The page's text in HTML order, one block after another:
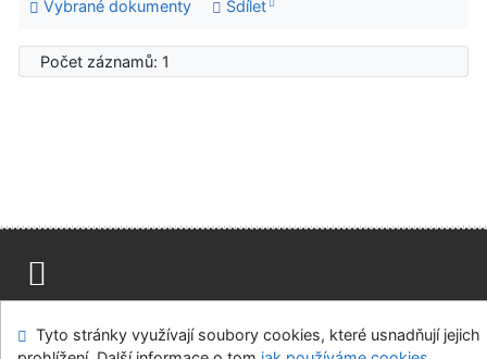
Vybrané dokumenty
Sdílet
Počet záznamů: 1
Modul OpenSearch
Napište nám Nastavení cookies
Tyto stránky využívají soubory cookies, které usnadňují jejich